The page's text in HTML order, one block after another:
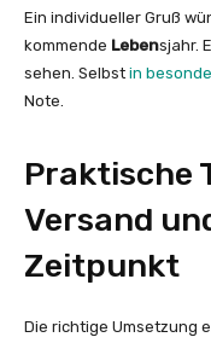
Ein individueller Gruß
kommende Lebensjahr.
sehen. Selbst in
Note.
Praktische
Versand
Zeitpunkt
Die richtige Umsetzung